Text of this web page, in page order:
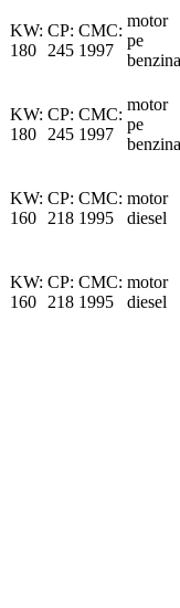
KW:
180
CP:
245
CMC:
1997
motor
pe
benzina
KW:
180
CP:
245
CMC:
1997
motor
pe
benzina
KW:
160
CP:
218
CMC:
1995
motor
diesel
KW:
160
CP:
218
CMC:
1995
motor
diesel